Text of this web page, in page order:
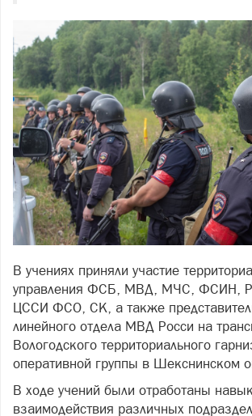
В учениях приняли участие
управления ФСБ, МВД, МЧС, ФСИН,
ЦССИ ФСО, СК, а также
линейного отдела МВД Росси на
Вологодского территориального
оперативной группы в Шекснинском
В ходе учений были отработаны
взаимодействия различных